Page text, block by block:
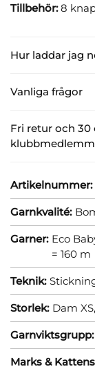
Hur laddar jag
Vanliga frågor
Fri retur och
Tillbehör:8
Artikelnummer:
Garnkvalité:
Garner: Eco
= 160 m
Teknik:
Storlek: Dam XS,
Garnviktsgrupp:
Marks &